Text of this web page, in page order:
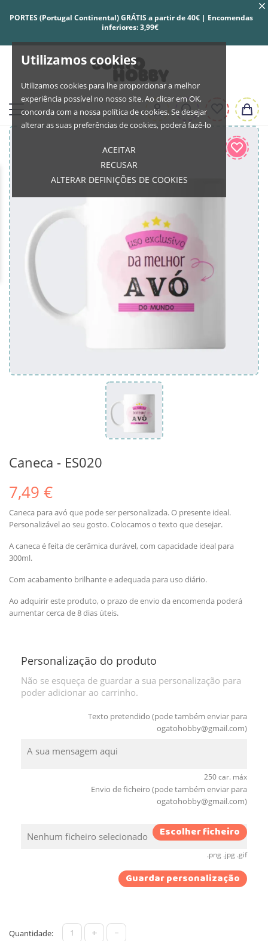
Utilizamos cookies
Utilizamos cookies para lhe proporcionar a melhor
experiência possível no nosso site. Ao clicar em OK,
concorda com a nossa política de cookies. Se desejar
alterar as suas preferências de cookies, poderá fazê-lo
ACEITAR
RECUSAR
ALTERAR DEFINIÇÕES DE COOKIES
PORTES (Portugal Continental) GRÁTIS a partir de 40€ | Encomendas
inferiores: 3,99€
Caneca - ES020
7,49 €
Caneca para avó que pode ser personalizada. O presente ideal.
Personalizável ao seu gosto. Colocamos o texto que desejar.
A caneca é feita de cerâmica durável, com capacidade ideal para
300ml.
Com acabamento brilhante e adequada para uso diário.
Ao adquirir este produto, o prazo de envio da encomenda poderá
aumentar cerca de 8 dias úteis.
Personalização do produto
Não se esqueça de guardar a sua personalização para
poder adicionar ao carrinho.
Texto pretendido (pode também enviar para
ogatohobby@gmail.com)
250 car. máx
Envio de ficheiro (pode também enviar para
ogatohobby@gmail.com)
Nenhum ficheiro selecionado Escolher ficheiro
.png .jpg .gif
Guardar personalização
Quantidade: + -